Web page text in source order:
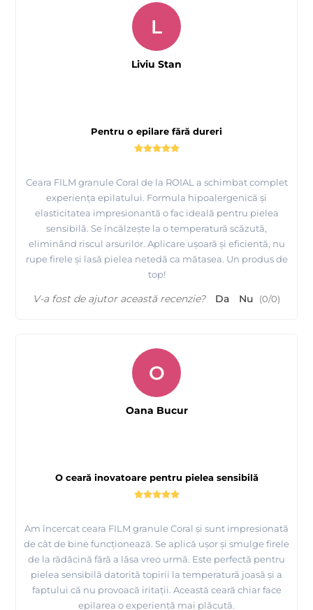
Pentru o epilare fără dureri
Ceara FILM granule Coral de la ROIAL a schimbat complet
experiența epilatului. Formula hipoalergenică și
elasticitatea impresionantă o fac ideală pentru pielea
sensibilă. Se încălzește la o temperatură scăzută,
eliminând riscul arsurilor. Aplicare ușoară și eficientă, nu
rupe firele și lasă pielea netedă ca mătasea. Un produs de
top!
L
Liviu Stan
V-a fost de ajutor această recenzie? Da Nu (0/0)
O ceară inovatoare pentru pielea sensibilă
Am încercat ceara FILM granule Coral și sunt impresionată
de cât de bine funcționează. Se aplică ușor și smulge firele
de la rădăcină fără a lăsa vreo urmă. Este perfectă pentru
pielea sensibilă datorită topirii la temperatură joasă și a
faptului că nu provoacă iritații. Această ceară chiar face
epilarea o experiență mai plăcută.
O
Oana Bucur